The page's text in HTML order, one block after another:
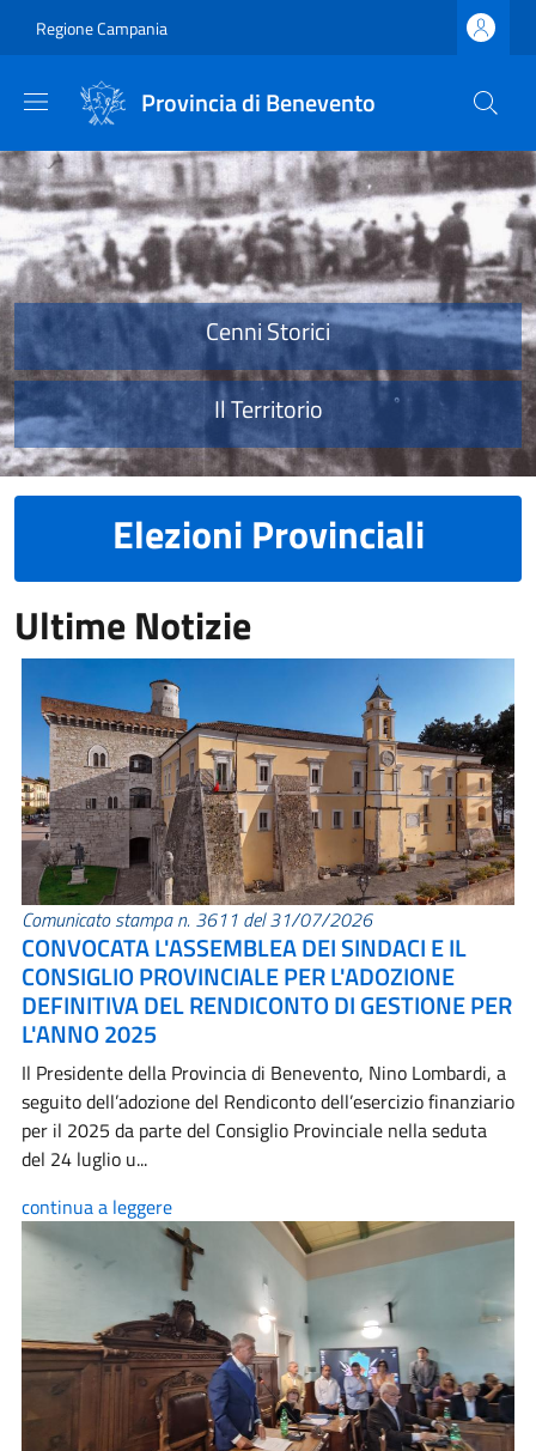
Regione Campania
Provincia di Benevento
Provincia di Benevento
Cenni Storici
Il Territorio
Elezioni Provinciali
Ultime Notizie
Comunicato stampa n. 3611 del 31/07/2026
CONVOCATA L'ASSEMBLEA DEI SINDACI E IL
CONSIGLIO PROVINCIALE PER L'ADOZIONE
DEFINITIVA DEL RENDICONTO DI GESTIONE PER
L'ANNO 2025
Il Presidente della Provincia di Benevento, Nino Lombardi, a
seguito dell’adozione del Rendiconto dell’esercizio finanziario
per il 2025 da parte del Consiglio Provinciale nella seduta
del 24 luglio u...
continua a leggere